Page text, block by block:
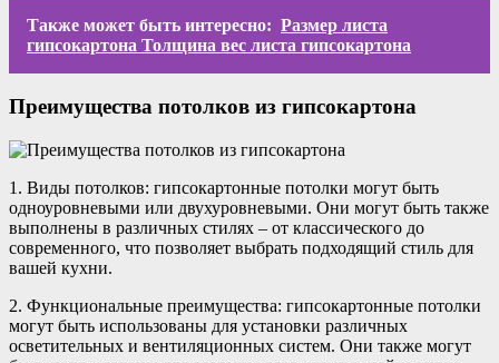
Также может быть интересно: Размер листа
гипсокартона Толщина вес листа гипсокартона
Преимущества потолков из гипсокартона
1. Виды потолков: гипсокартонные потолки могут быть
одноуровневыми или двухуровневыми. Они могут быть также
выполнены в различных стилях – от классического до
современного, что позволяет выбрать подходящий стиль для
вашей кухни.
2. Функциональные преимущества: гипсокартонные потолки
могут быть использованы для установки различных
осветительных и вентиляционных систем. Они также могут